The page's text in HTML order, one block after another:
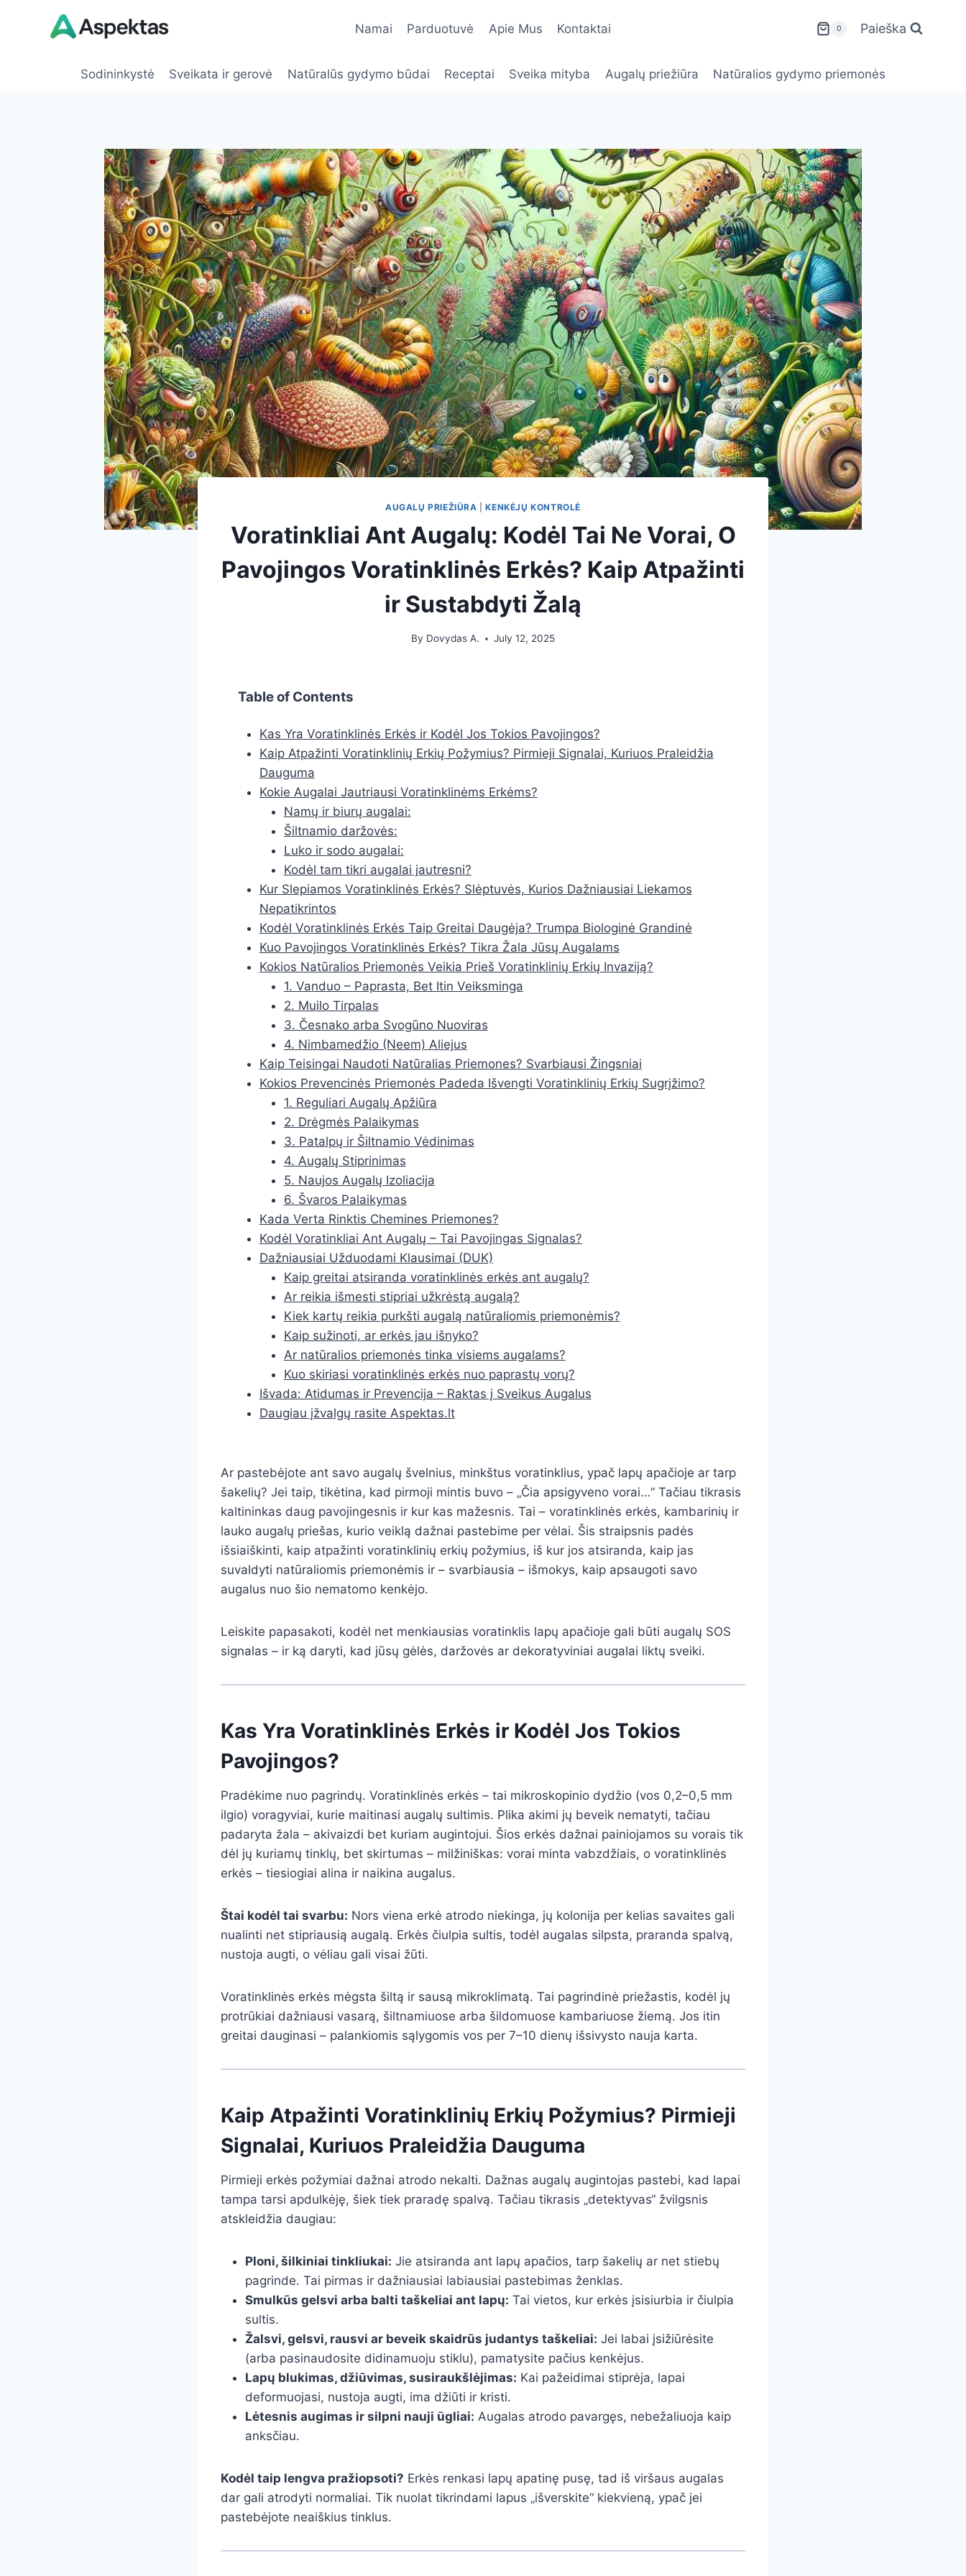
Namai Parduotuvė Apie Mus Kontaktai 0 Paieška
Sodininkystė Sveikata ir gerovė Natūralūs gydymo būdai Receptai Sveika mityba Augalų priežiūra Natūralios gydymo priemonės
AUGALŲ PRIEŽIŪRA |KENKĖJŲ KONTROLĖ
Voratinkliai Ant Augalų: Kodėl Tai Ne Vorai, O
Pavojingos Voratinklinės Erkės? Kaip Atpažinti
ir Sustabdyti Žalą
By Dovydas A. July 12, 2025
Table of Contents
Kas Yra Voratinklinės Erkės ir Kodėl Jos Tokios Pavojingos?
Kaip Atpažinti Voratinklinių Erkių Požymius? Pirmieji Signalai, Kuriuos Praleidžia
Dauguma
Kokie Augalai Jautriausi Voratinklinėms Erkėms?
Namų ir biurų augalai:
Šiltnamio daržovės:
Luko ir sodo augalai:
Kodėl tam tikri augalai jautresni?
Kur Slepiamos Voratinklinės Erkės? Slėptuvės, Kurios Dažniausiai Liekamos
Nepatikrintos
Kodėl Voratinklinės Erkės Taip Greitai Daugėja? Trumpa Biologinė Grandinė
Kuo Pavojingos Voratinklinės Erkės? Tikra Žala Jūsų Augalams
Kokios Natūralios Priemonės Veikia Prieš Voratinklinių Erkių Invaziją?
1. Vanduo – Paprasta, Bet Itin Veiksminga
2. Muilo Tirpalas
3. Česnako arba Svogūno Nuoviras
4. Nimbamedžio (Neem) Aliejus
Kaip Teisingai Naudoti Natūralias Priemones? Svarbiausi Žingsniai
Kokios Prevencinės Priemonės Padeda Išvengti Voratinklinių Erkių Sugrįžimo?
1. Reguliari Augalų Apžiūra
2. Drėgmės Palaikymas
3. Patalpų ir Šiltnamio Vėdinimas
4. Augalų Stiprinimas
5. Naujos Augalų Izoliacija
6. Švaros Palaikymas
Kada Verta Rinktis Chemines Priemones?
Kodėl Voratinkliai Ant Augalų – Tai Pavojingas Signalas?
Dažniausiai Užduodami Klausimai (DUK)
Kaip greitai atsiranda voratinklinės erkės ant augalų?
Ar reikia išmesti stipriai užkrėstą augalą?
Kiek kartų reikia purkšti augalą natūraliomis priemonėmis?
Kaip sužinoti, ar erkės jau išnyko?
Ar natūralios priemonės tinka visiems augalams?
Kuo skiriasi voratinklinės erkės nuo paprastų vorų?
Išvada: Atidumas ir Prevencija – Raktas į Sveikus Augalus
Daugiau įžvalgų rasite Aspektas.lt
Ar pastebėjote ant savo augalų švelnius, minkštus voratinklius, ypač lapų apačioje ar tarp
šakelių? Jei taip, tikėtina, kad pirmoji mintis buvo – „Čia apsigyveno vorai…“ Tačiau tikrasis
kaltininkas daug pavojingesnis ir kur kas mažesnis. Tai – voratinklinės erkės, kambarinių ir
lauko augalų priešas, kurio veiklą dažnai pastebime per vėlai. Šis straipsnis padės
išsiaiškinti, kaip atpažinti voratinklinių erkių požymius, iš kur jos atsiranda, kaip jas
suvaldyti natūraliomis priemonėmis ir – svarbiausia – išmokys, kaip apsaugoti savo
augalus nuo šio nematomo kenkėjo.
Leiskite papasakoti, kodėl net menkiausias voratinklis lapų apačioje gali būti augalų SOS
signalas – ir ką daryti, kad jūsų gėlės, daržovės ar dekoratyviniai augalai liktų sveiki.
Kas Yra Voratinklinės Erkės ir Kodėl Jos Tokios
Pavojingos?
Pradėkime nuo pagrindų. Voratinklinės erkės – tai mikroskopinio dydžio (vos 0,2–0,5 mm
ilgio) voragyviai, kurie maitinasi augalų sultimis. Plika akimi jų beveik nematyti, tačiau
padaryta žala – akivaizdi bet kuriam augintojui. Šios erkės dažnai painiojamos su vorais tik
dėl jų kuriamų tinklų, bet skirtumas – milžiniškas: vorai minta vabzdžiais, o voratinklinės
erkės – tiesiogiai alina ir naikina augalus.
Štai kodėl tai svarbu: Nors viena erkė atrodo niekinga, jų kolonija per kelias savaites gali
nualinti net stipriausią augalą. Erkės čiulpia sultis, todėl augalas silpsta, praranda spalvą,
nustoja augti, o vėliau gali visai žūti.
Voratinklinės erkės mėgsta šiltą ir sausą mikroklimatą. Tai pagrindinė priežastis, kodėl jų
protrūkiai dažniausi vasarą, šiltnamiuose arba šildomuose kambariuose žiemą. Jos itin
greitai dauginasi – palankiomis sąlygomis vos per 7–10 dienų išsivysto nauja karta.
Kaip Atpažinti Voratinklinių Erkių Požymius? Pirmieji
Signalai, Kuriuos Praleidžia Dauguma
Pirmieji erkės požymiai dažnai atrodo nekalti. Dažnas augalų augintojas pastebi, kad lapai
tampa tarsi apdulkėję, šiek tiek praradę spalvą. Tačiau tikrasis „detektyvas“ žvilgsnis
atskleidžia daugiau:
Ploni, šilkiniai tinkliukai: Jie atsiranda ant lapų apačios, tarp šakelių ar net stiebų
pagrinde. Tai pirmas ir dažniausiai labiausiai pastebimas ženklas.
Smulkūs gelsvi arba balti taškeliai ant lapų: Tai vietos, kur erkės įsisiurbia ir čiulpia
sultis.
Žalsvi, gelsvi, rausvi ar beveik skaidrūs judantys taškeliai: Jei labai įsižiūrėsite
(arba pasinaudosite didinamuoju stiklu), pamatysite pačius kenkėjus.
Lapų blukimas, džiūvimas, susiraukšlėjimas: Kai pažeidimai stiprėja, lapai
deformuojasi, nustoja augti, ima džiūti ir kristi.
Lėtesnis augimas ir silpni nauji ūgliai: Augalas atrodo pavargęs, nebežaliuoja kaip
anksčiau.
Kodėl taip lengva pražiopsoti? Erkės renkasi lapų apatinę pusę, tad iš viršaus augalas
dar gali atrodyti normaliai. Tik nuolat tikrindami lapus „išverskite“ kiekvieną, ypač jei
pastebėjote neaiškius tinklus.